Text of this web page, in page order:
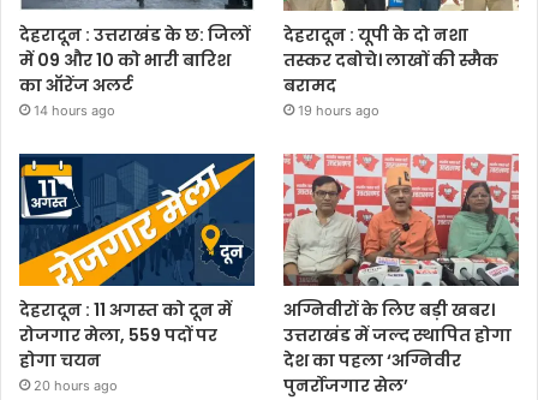
देहरादून : उत्तराखंड के छ: जिलों
में 09 और 10 को भारी बारिश
का ऑरेंज अलर्ट
14 hours ago
देहरादून : यूपी के दो नशा
तस्कर दबोचे। लाखों की स्मैक
बरामद
19 hours ago
देहरादून : 11 अगस्त को दून में
रोजगार मेला, 559 पदों पर
होगा चयन
20 hours ago
अग्निवीरों के लिए बड़ी खबर।
उत्तराखंड में जल्द स्थापित होगा
देश का पहला ‘अग्निवीर
पुनर्रोजगार सेल’